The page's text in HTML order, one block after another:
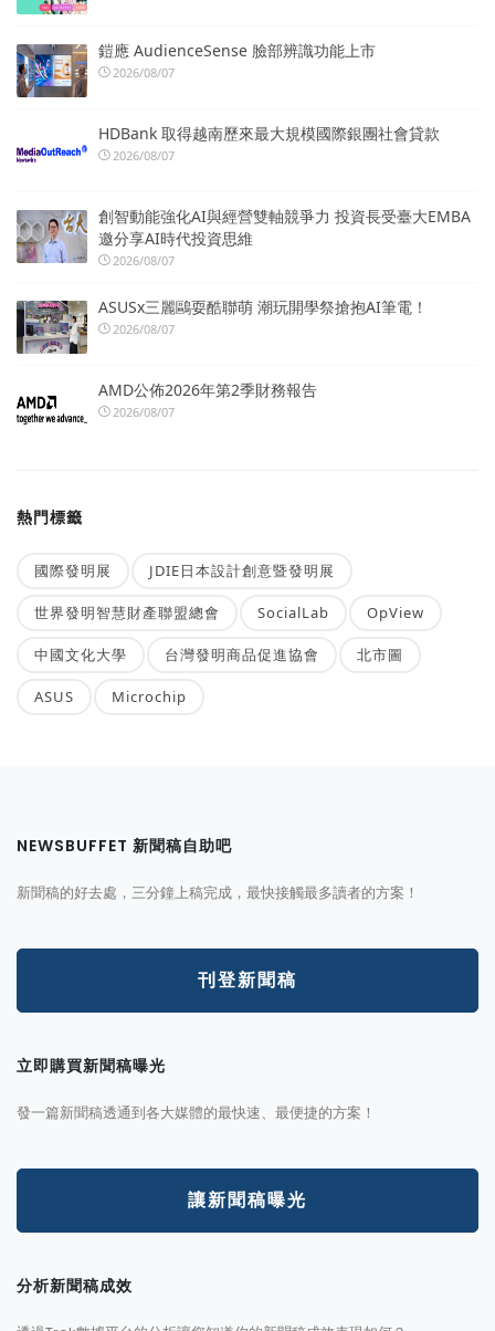
鎧應 AudienceSense 臉部辨識功能上市
2026/08/07
HDBank 取得越南歷來最大規模國際銀團社會貸款
2026/08/07
創智動能強化AI與經營雙軸競爭力 投資長受臺大EMBA
邀分享AI時代投資思維
2026/08/07
ASUSx三麗鷗耍酷聯萌 潮玩開學祭搶抱AI筆電！
2026/08/07
AMD公佈2026年第2季財務報告
2026/08/07
熱門標籤
國際發明展 JDIE日本設計創意暨發明展
世界發明智慧財產聯盟總會 SocialLab OpView
中國文化大學 台灣發明商品促進協會 北市圖
ASUS Microchip
NEWSBUFFET 新聞稿自助吧
新聞稿的好去處，三分鐘上稿完成，最快接觸最多讀者的方案！
刊登新聞稿
立即購買新聞稿曝光
發一篇新聞稿透通到各大媒體的最快速、最便捷的方案！
讓新聞稿曝光
分析新聞稿成效